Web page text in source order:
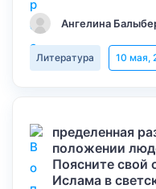
Ангелина
Литература 10 мая,
пределенная
положении
Поясните свой
Ислама в